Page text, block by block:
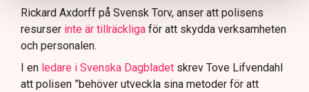
att navigera juridiska rättigheter och gränser.
Rickard Axdorff på Svensk Torv, anser att polisens
resurser inte är tillräckliga för att skydda verksamheten
och personalen.
I en ledare i Svenska Dagbladet skrev Tove Lifvendahl
att polisen ”behöver utveckla sina metoder för att